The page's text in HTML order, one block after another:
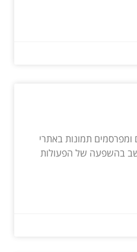
תמונות באתרי
בהשפעה של הפעולות